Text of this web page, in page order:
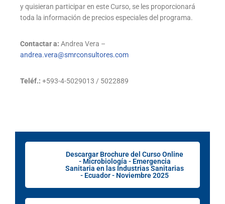
y quisieran participar en este Curso, se les proporcionará
toda la información de precios especiales del programa.
Contactar a: Andrea Vera –
andrea.vera@smrconsultores.com
Teléf.: +593-4-5029013 / 5022889
Descargar Brochure del Curso Online
- Microbiología - Emergencia
Sanitaria en las Industrias Sanitarias
- Ecuador - Noviembre 2025